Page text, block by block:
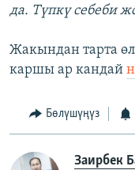
да. Түпкү себеби
Жакындан тарта
каршы ар кандай
Бөлүшүңүз
Заирбек